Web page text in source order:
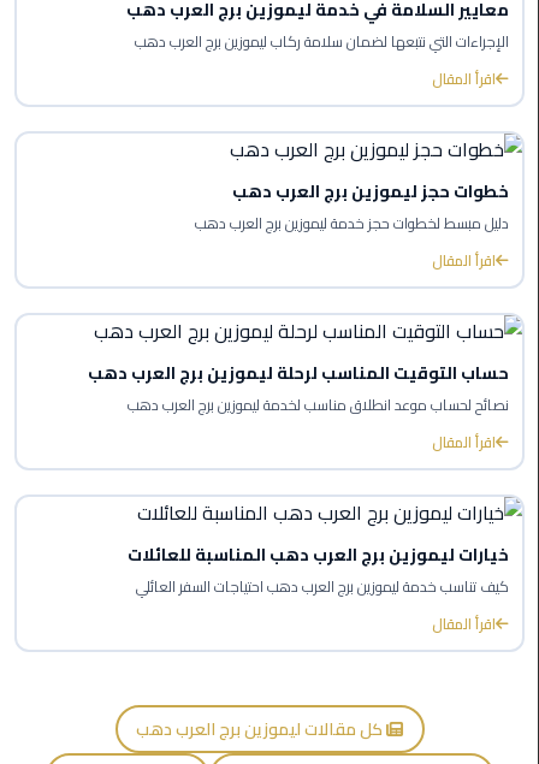
العبور
ليموزين
6
اكتوبر
الخط
الساخن
ليموزين
العاصمة
ليموزين
الخط
الساخن
تاكسى
ليموزين
مصر
خدمة
VIP
ايجار
معايير السلامة في خدمة ليموزين برج العرب دهب
الإجراءات التي نتبعها لضمان سلامة ركاب ليموزين برج العرب دهب
اقرأ المقال
خطوات حجز ليموزين برج العرب دهب
دليل مبسط لخطوات حجز خدمة ليموزين برج العرب دهب
اقرأ المقال
حساب التوقيت المناسب لرحلة ليموزين برج العرب دهب
نصائح لحساب موعد انطلاق مناسب لخدمة ليموزين برج العرب دهب
اقرأ المقال
خيارات ليموزين برج العرب دهب المناسبة للعائلات
كيف تناسب خدمة ليموزين برج العرب دهب احتياجات السفر العائلي
اقرأ المقال
كل مقالات ليموزين برج العرب دهب